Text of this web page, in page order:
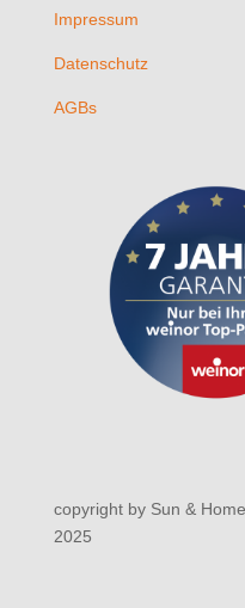
Impressum
Datenschutz
AGBs
copyright by Sun &
2025